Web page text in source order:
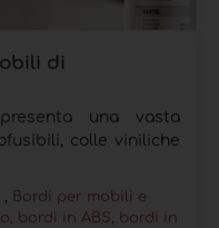
di
presenta una vasta
colle viniliche
, Bordi per mobili e
bordi in ABS, bordi in